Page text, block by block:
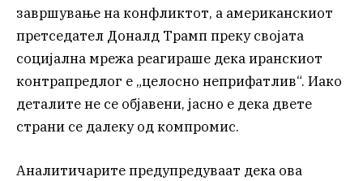
завршување на конфликтот, а американскиот
претседател Доналд Трамп преку својата
социјална мрежа реагираше дека иранскиот
контрапредлог е „целосно неприфатлив“. Иако
деталите не се објавени, јасно е дека двете
страни се далеку од компромис.
Аналитичарите предупредуваат дека ова